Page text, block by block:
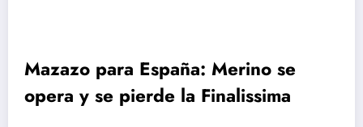
Mazazo para España: Merino se
opera y se pierde la Finalissima